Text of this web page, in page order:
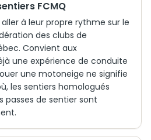
FCMQ
à leur propre rythme sur le
des clubs de
Convient aux
une expérience de conduite
une motoneige ne signifie
les sentiers homologués
passes de sentier sont